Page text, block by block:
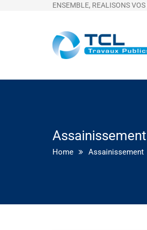
ENSEMBLE, REALISONS
Assainissement
Home Assainissement